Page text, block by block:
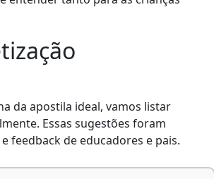
da apostila ideal, vamos listar
Essas sugestões foram
feedback de educadores e pais.